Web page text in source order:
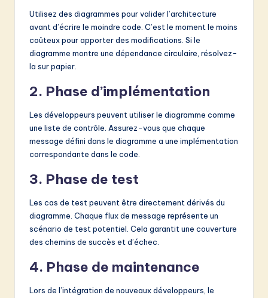
Utilisez des diagrammes pour valider l’architecture
avant d’écrire le moindre code. C’est le moment le moins
coûteux pour apporter des modifications. Si le
diagramme montre une dépendance circulaire, résolvez-
la sur papier.
2. Phase d’implémentation
Les développeurs peuvent utiliser le diagramme comme
une liste de contrôle. Assurez-vous que chaque
message défini dans le diagramme a une implémentation
correspondante dans le code.
3. Phase de test
Les cas de test peuvent être directement dérivés du
diagramme. Chaque flux de message représente un
scénario de test potentiel. Cela garantit une couverture
des chemins de succès et d’échec.
4. Phase de maintenance
Lors de l’intégration de nouveaux développeurs, le